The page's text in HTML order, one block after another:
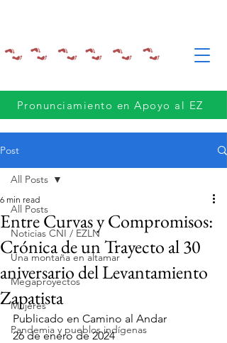
Pronunciamiento en Apoyo al EZ
Post
All Posts
Noticias CNI / EZLN
Una montaña en altamar
Megaproyectos
Mujeres
Pandemia y pueblos indígenas
All Posts
Entre Curvas y Compromisos:
Crónica de un Trayecto al 30
aniversario del Levantamiento
Zapatista
6 min read
Publicado en Camino al Andar
26 de enero de 2024